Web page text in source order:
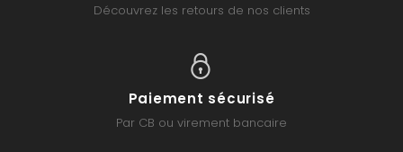
Découvrez les retours de nos clients
Paiement sécurisé
Par CB ou virement bancaire